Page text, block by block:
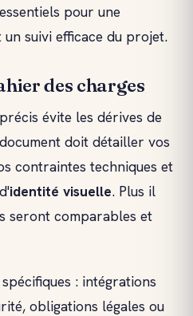
pour une
suivi efficace du projet.
des charges
précis évite les dérives de
doit détailler vos
contraintes techniques et
identité visuelle. Plus il
seront comparables et
: intégrations
obligations légales ou